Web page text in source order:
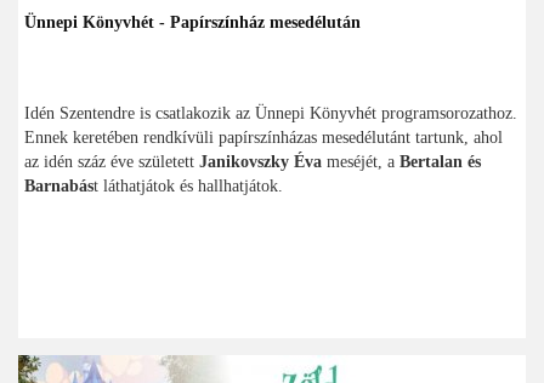
Ünnepi Könyvhét - Papírszínház mesedélután
Idén Szentendre is csatlakozik az Ünnepi Könyvhét programsorozathoz.
Ennek keretében rendkívüli papírszínházas mesedélutánt tartunk, ahol
az idén száz éve született Janikovszky Éva meséjét, a Bertalan és
Barnabást láthatjátok és hallhatjátok.